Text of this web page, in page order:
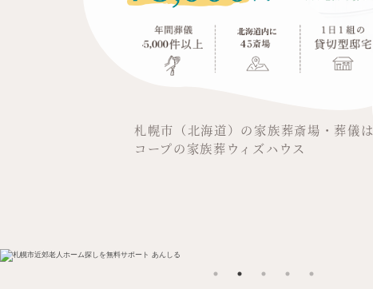
札幌市（北海道）の家族葬斎場・葬儀は
コープの家族葬ウィズハウス